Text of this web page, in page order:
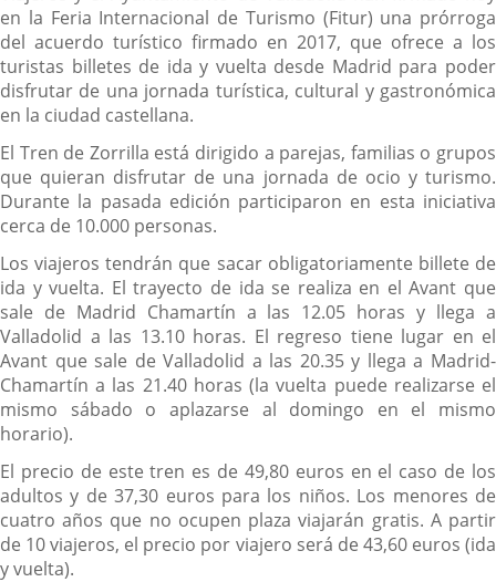
en la Feria Internacional de Turismo (Fitur) una prórroga
del acuerdo turístico firmado en 2017, que ofrece a los
turistas billetes de ida y vuelta desde Madrid para poder
disfrutar de una jornada turística, cultural y gastronómica
en la ciudad castellana.
El Tren de Zorrilla está dirigido a parejas, familias o grupos
que quieran disfrutar de una jornada de ocio y turismo.
Durante la pasada edición participaron en esta iniciativa
cerca de 10.000 personas.
Los viajeros tendrán que sacar obligatoriamente billete de
ida y vuelta. El trayecto de ida se realiza en el Avant que
sale de Madrid Chamartín a las 12.05 horas y llega a
Valladolid a las 13.10 horas. El regreso tiene lugar en el
Avant que sale de Valladolid a las 20.35 y llega a Madrid-
Chamartín a las 21.40 horas (la vuelta puede realizarse el
mismo sábado o aplazarse al domingo en el mismo
horario).
El precio de este tren es de 49,80 euros en el caso de los
adultos y de 37,30 euros para los niños. Los menores de
cuatro años que no ocupen plaza viajarán gratis. A partir
de 10 viajeros, el precio por viajero será de 43,60 euros (ida
y vuelta).